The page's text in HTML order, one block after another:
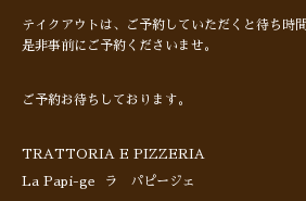
テイクアウトは、ご予約していただくと待ち時
是非事前にご予約くださいませ。
ご予約お待ちしております。
TRATTORIA E PIZZERIA
La Papi-ge ラ パピージェ